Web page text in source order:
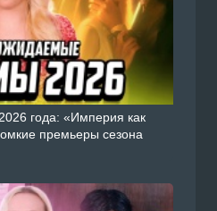
года: «Империя как
премьеры сезона